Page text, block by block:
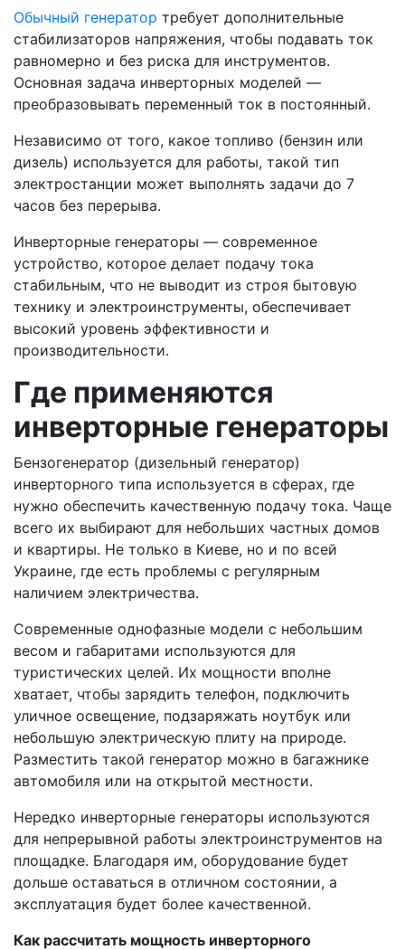
Обычный генератор требует дополнительные
стабилизаторов напряжения, чтобы подавать ток
равномерно и без риска для инструментов.
Основная задача инверторных моделей —
преобразовывать переменный ток в постоянный.
Независимо от того, какое топливо (бензин или
дизель) используется для работы, такой тип
электростанции может выполнять задачи до 7
часов без перерыва.
Инверторные генераторы — современное
устройство, которое делает подачу тока
стабильным, что не выводит из строя бытовую
технику и электроинструменты, обеспечивает
высокий уровень эффективности и
производительности.
Где применяются
инверторные генераторы
Бензогенератор (дизельный генератор)
инверторного типа используется в сферах, где
нужно обеспечить качественную подачу тока. Чаще
всего их выбирают для небольших частных домов
и квартиры. Не только в Киеве, но и по всей
Украине, где есть проблемы с регулярным
наличием электричества.
Современные однофазные модели с небольшим
весом и габаритами используются для
туристических целей. Их мощности вполне
хватает, чтобы зарядить телефон, подключить
уличное освещение, подзаряжать ноутбук или
небольшую электрическую плиту на природе.
Разместить такой генератор можно в багажнике
автомобиля или на открытой местности.
Нередко инверторные генераторы используются
для непрерывной работы электроинструментов на
площадке. Благодаря им, оборудование будет
дольше оставаться в отличном состоянии, а
эксплуатация будет более качественной.
Как рассчитать мощность инверторного